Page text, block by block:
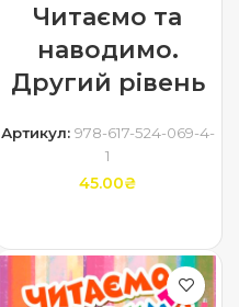
Читаємо та
наводимо.
Другий рівень
Артикул: 978-617-524-069-4-
1
45.00₴